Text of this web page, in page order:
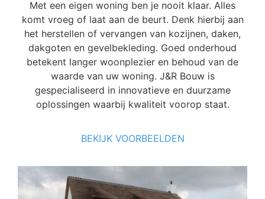
Met een eigen woning ben je nooit klaar. Alles
komt vroeg of laat aan de beurt. Denk hierbij aan
het herstellen of vervangen van kozijnen, daken,
dakgoten en gevelbekleding. Goed onderhoud
betekent langer woonplezier en behoud van de
waarde van uw woning. J&R Bouw is
gespecialiseerd in innovatieve en duurzame
oplossingen waarbij kwaliteit voorop staat.
BEKIJK VOORBEELDEN